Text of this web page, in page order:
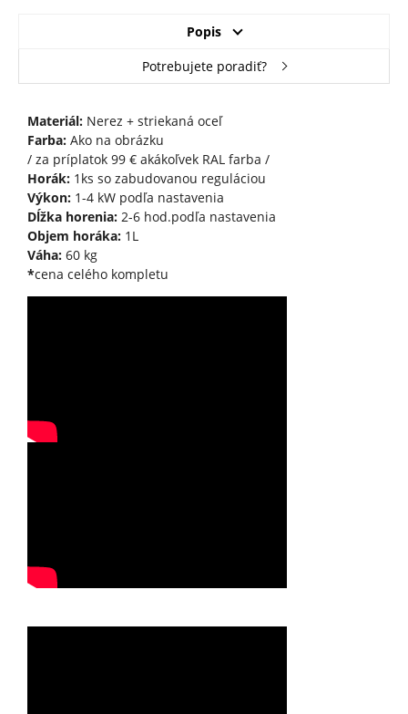
Popis
Potrebujete poradiť?
Materiál: Nerez + striekaná oceľ
Farba:Ako na obrázku
/ za príplatok 99 € akákoľvek RAL farba /
Horák: 1ks so zabudovanou reguláciou
Výkon: 1-4 kW podľa nastavenia
Dĺžka horenia:2-6 hod.podľa nastavenia
Objem horáka:1L
Váha:60 kg
*cena celého kompletu